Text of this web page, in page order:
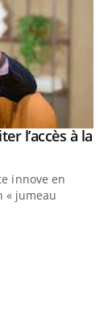
l’accès à la
innove en
« jumeau